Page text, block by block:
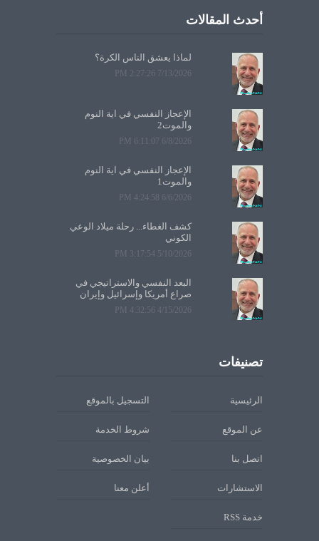
أحدث المقالات
لماذا يعشق الناس الكرة؟
7/13/2026 2:27:26 PM
الإعجاز النفسي في آية النوم
والموت2
6/8/2026 6:11:07 PM
الإعجاز النفسي في آية النوم
والموت1
6/6/2026 4:24:58 PM
كشف الغطاء... رحلة ميلاد الوعي
الكوني
5/10/2026 3:17:54 PM
البعد النفسي والاستراتيجي في
صراع أمريكا وإسرائيل وإيران
4/15/2026 4:32:56 PM
تصنيفات
الرئيسية التسجيل بالموقع
عن الموقع شروط الخدمة
اتصل بنا بيان الخصوصية
الاستشارات أعلن معنا
خدمة RSS